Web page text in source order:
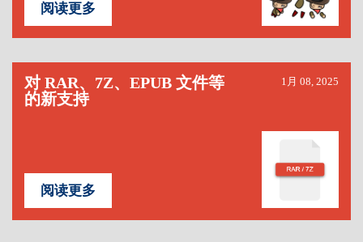
阅读更多
对 RAR、7Z、EPUB 文件等
的新支持
1月 08, 2025
阅读更多